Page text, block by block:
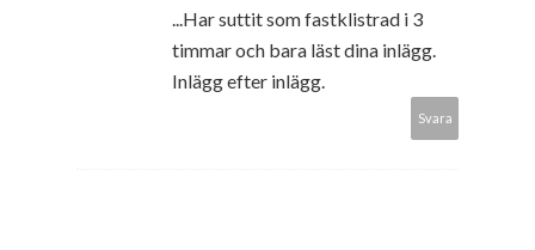
...Har suttit som fastklistrad i 3
timmar och bara läst dina inlägg.
Inlägg efter inlägg.
Svara